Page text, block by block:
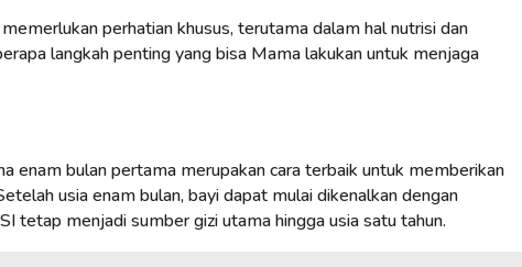
perhatian khusus, terutama dalam hal nutrisi dan
langkah penting yang bisa Mama lakukan untuk menjaga
enam bulan pertama merupakan cara terbaik untuk memberikan
usia enam bulan, bayi dapat mulai dikenalkan dengan
tetap menjadi sumber gizi utama hingga usia satu tahun.